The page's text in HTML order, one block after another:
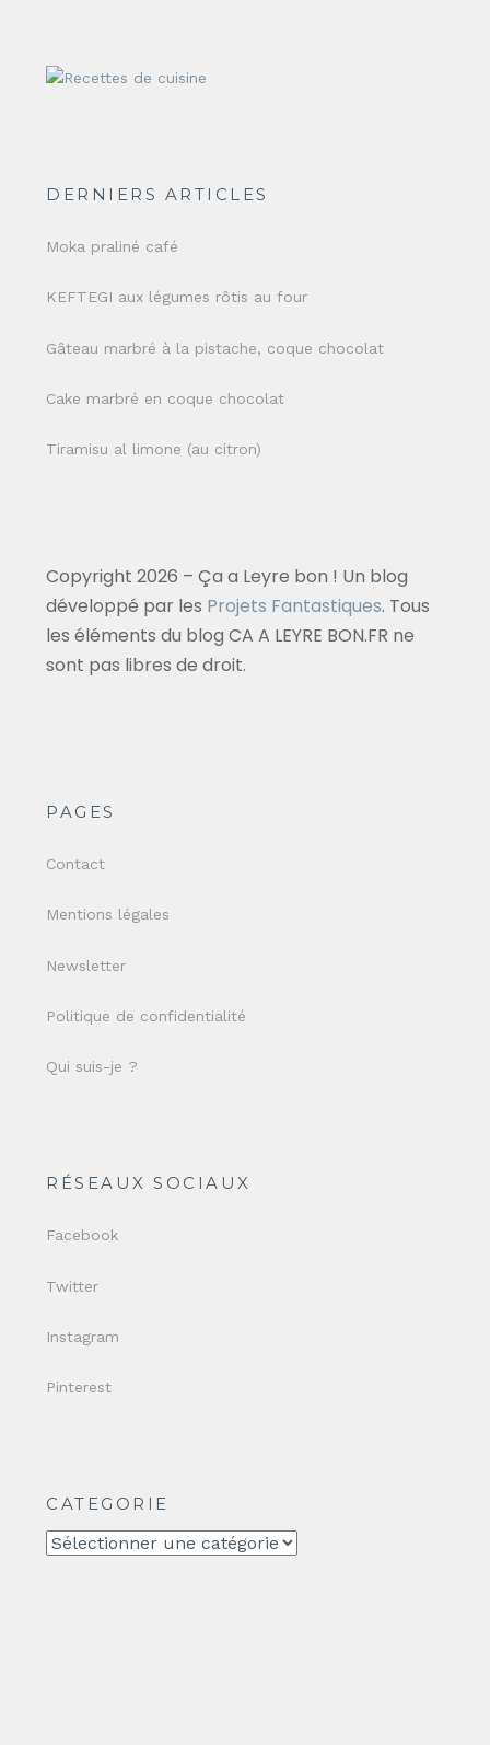
DERNIERS ARTICLES
Moka praliné café
KEFTEGI aux légumes rôtis au four
Gâteau marbré à la pistache, coque chocolat
Cake marbré en coque chocolat
Tiramisu al limone (au citron)
Copyright 2026 – Ça a Leyre bon ! Un blog
développé par les Projets Fantastiques. Tous
les éléments du blog CA A LEYRE BON.FR ne
sont pas libres de droit.
PAGES
Contact
Mentions légales
Newsletter
Politique de confidentialité
Qui suis-je ?
RÉSEAUX SOCIAUX
Facebook
Twitter
Instagram
Pinterest
CATEGORIE
CATEGORIE